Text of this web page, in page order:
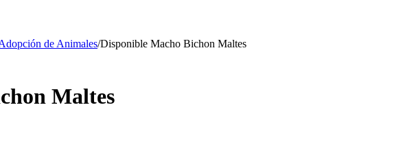
de Animales/Disponible Macho Bichon Maltes
Maltes